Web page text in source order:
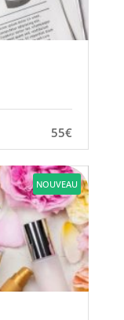
55€
NOUVEAU